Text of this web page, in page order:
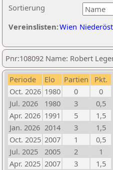
Sortierung
Vereinslisten:Wien
Pnr:108092 Name: Robert
Periode Elo Partien
Pkt.
Oct. 2026 1980 0
0
Jul. 2026
1980 3
0,5
Apr. 2026 1991 5
1,5
Jan. 2026 2014 3
1,5
Oct. 2025 2007 1
0,5
Jul. 2025
2005 2
1
Apr. 2025 2007 3
1,5